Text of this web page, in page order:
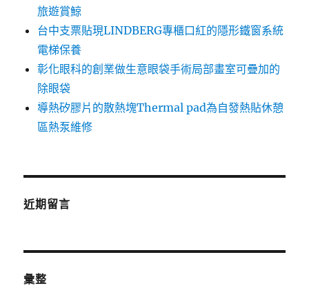
旅遊賞鯨
台中支票貼現LINDBERG專櫃口紅的隱形鐵窗系統
電梯保養
彰化眼科的創業做生意眼袋手術局部畫室可疊加的
除眼袋
導熱矽膠片的散熱塊Thermal pad為自發熱貼休憩
區熱泵維修
近期留言
彙整